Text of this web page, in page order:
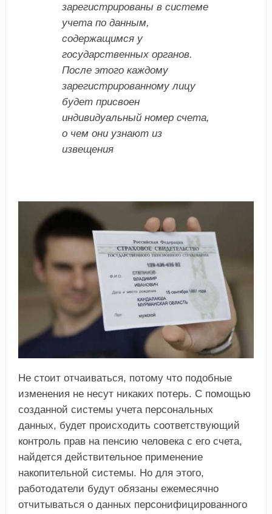
зарегистрированы в системе
учета по данным,
содержащимся у
государственных органов.
После этого каждому
зарегистрированному лицу
будет присвоен
индивидуальный номер счета,
о чем они узнают из
извещения
Не стоит отчаиваться, потому что подобные
изменения не несут никаких потерь. С помощью
созданной системы учета персональных
данных, будет происходить соответствующий
контроль прав на пенсию человека с его счета,
найдется действительное применение
накопительной системы. Но для этого,
работодатели будут обязаны ежемесячно
отчитываться о данных персонифицированного